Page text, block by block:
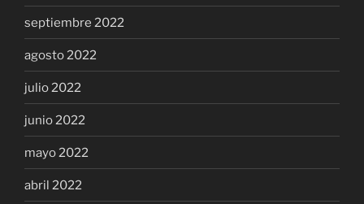
septiembre 2022
agosto 2022
julio 2022
junio 2022
mayo 2022
abril 2022